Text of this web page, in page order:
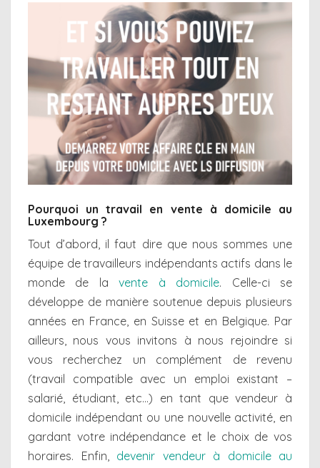
Pourquoi un travail en vente à domicile au
Luxembourg ?
Tout d’abord, il faut dire que nous sommes une
équipe de travailleurs indépendants actifs dans le
monde de lavente à domicile. Celle-ci se
développe de manière soutenue depuis plusieurs
années en France, en Suisse et en Belgique. Par
ailleurs, nous vous invitons à nous rejoindre si
vous recherchez un complément de revenu
(travail compatible avec un emploi existant –
salarié, étudiant, etc…) en tant que vendeur à
domicile indépendant ou une nouvelle activité, en
gardant votre indépendance et le choix de vos
horaires. Enfin, devenir vendeur à domicile au